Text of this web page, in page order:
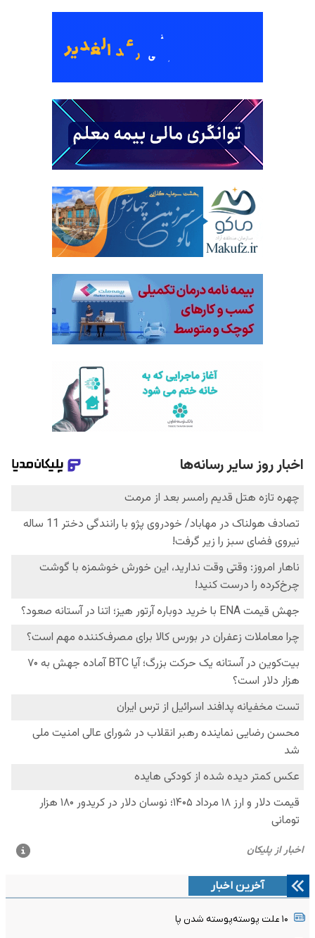
آخرین اخبار
۱۰ علت پوسته‌پوسته شدن پا